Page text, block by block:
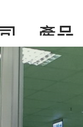
產品
項目
無塵室隔間
輕鋼架天花板